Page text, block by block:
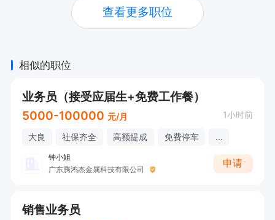
查看更多职位
相似的职位
业务员（接受应届生+免费工作餐）
5000-100000 元/月 1小时前
大良 社保齐全 高额提成 免费停车 ...
钟小姐
广东腾鸿杰金属科技有限公司
申请
销售业务员